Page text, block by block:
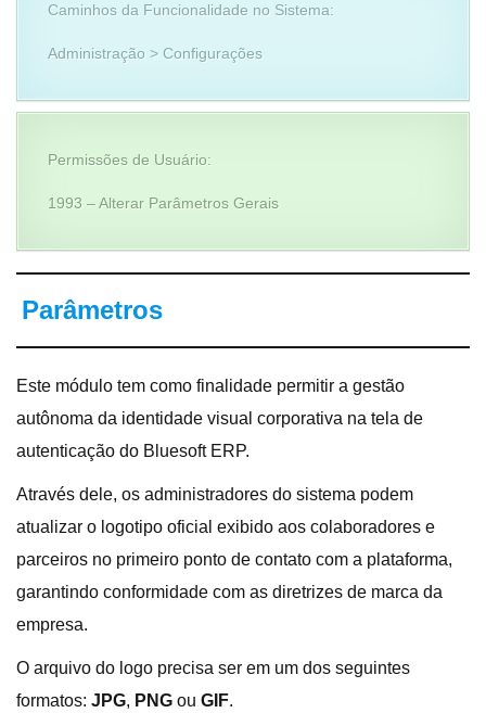
Caminhos da Funcionalidade no Sistema:
Administração > Configurações
Permissões de Usuário:
1993 – Alterar Parâmetros Gerais
Parâmetros
Este módulo tem como finalidade permitir a gestão
autônoma da identidade visual corporativa na tela de
autenticação do Bluesoft ERP.
Através dele, os administradores do sistema podem
atualizar o logotipo oficial exibido aos colaboradores e
parceiros no primeiro ponto de contato com a plataforma,
garantindo conformidade com as diretrizes de marca da
empresa.
O arquivo do logo precisa ser em um dos seguintes
formatos: JPG, PNG ou GIF.